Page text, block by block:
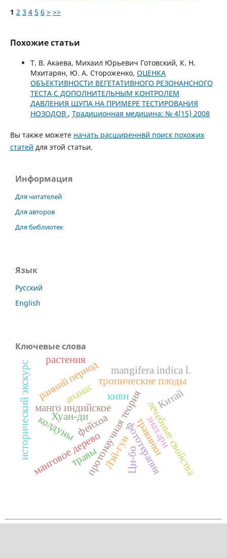
1 2 3 4 5 6 > >>
Похожие статьи
Т. В. Акаева, Михаил Юрьевич Готовский, К. Н.
Мхитарян, Ю. А. Стороженко, ОЦЕНКА
ОБЪЕКТИВНОСТИ ВЕГЕТАТИВНОГО РЕЗОНАНСНОГО
ТЕСТА С ДОПОЛНИТЕЛЬНЫМ КОНТРОЛЕМ
ДАВЛЕНИЯ ЩУПА НА ПРИМЕРЕ ТЕСТИРОВАНИЯ
НОЗОДОВ , Традиционная медицина: № 4(15) 2008
Вы также можете начать расширеннвй поиск похожих
статей для этой статьи.
Информация
Для читателей
Для авторов
Для библиотек
Язык
Русский
English
Ключевые слова
фототерапия
манго индийское
Хуан-дипротонаучная теория
ранний периодтропические плоды
лечебные свойства
фейхоа
mangifera indica l.
манговое деревоЛэй-гун
киви
ананас
исторический экскурс Ци-бо
Китай
травники
знахари
колдуны
травы
растения